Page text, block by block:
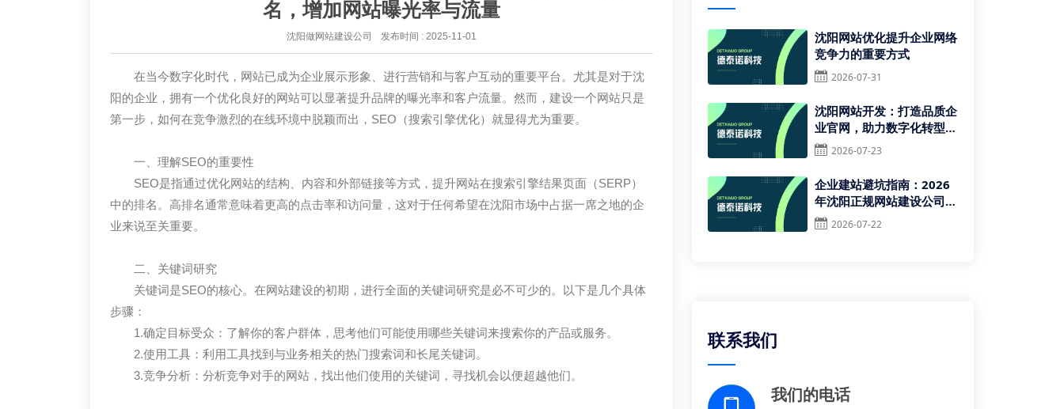
名，增加网站曝光率与流量
沈阳做网站建设公司 发布时间 : 2025-11-01
在当今数字化时代，网站已成为企业展示形象、进行营销和与客户互动的重要平台。尤其是对于沈
阳的企业，拥有一个优化良好的网站可以显著提升品牌的曝光率和客户流量。然而，建设一个网站只是
第一步，如何在竞争激烈的在线环境中脱颖而出，SEO（搜索引擎优化）就显得尤为重要。
一、理解SEO的重要性
SEO是指通过优化网站的结构、内容和外部链接等方式，提升网站在搜索引擎结果页面（SERP）
中的排名。高排名通常意味着更高的点击率和访问量，这对于任何希望在沈阳市场中占据一席之地的企
业来说至关重要。
二、关键词研究
关键词是SEO的核心。在网站建设的初期，进行全面的关键词研究是必不可少的。以下是几个具体
步骤：
1.确定目标受众：了解你的客户群体，思考他们可能使用哪些关键词来搜索你的产品或服务。
2.使用工具：利用工具找到与业务相关的热门搜索词和长尾关键词。
3.竞争分析：分析竞争对手的网站，找出他们使用的关键词，寻找机会以便超越他们。
沈阳网站优化提升企业网络
竞争力的重要方式
2026-07-31
沈阳网站开发：打造品质企
业官网，助力数字化转型升
级 2026-07-23
企业建站避坑指南：2026
年沈阳正规网站建设公司推
荐与筛选标准
2026-07-22
联系我们
我们的电话